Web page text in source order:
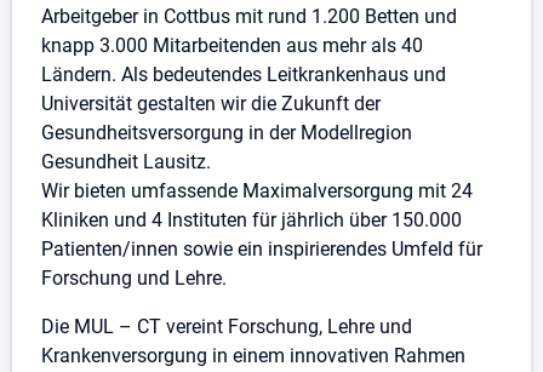
Arbeitgeber in Cottbus mit rund 1.200 Betten und
knapp 3.000 Mitarbeitenden aus mehr als 40
Ländern. Als bedeutendes Leitkrankenhaus und
Universität gestalten wir die Zukunft der
Gesundheitsversorgung in der Modellregion
Gesundheit Lausitz.
Wir bieten umfassende Maximalversorgung mit 24
Kliniken und 4 Instituten für jährlich über 150.000
Patienten/innen sowie ein inspirierendes Umfeld für
Forschung und Lehre.
Die MUL – CT vereint Forschung, Lehre und
Krankenversorgung in einem innovativen Rahmen